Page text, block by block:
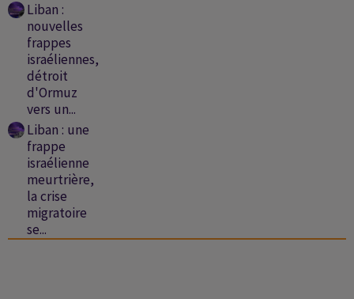
Liban :
nouvelles
frappes
israéliennes,
détroit
d'Ormuz
vers un...
Liban : une
frappe
israélienne
meurtrière,
la crise
migratoire
se...